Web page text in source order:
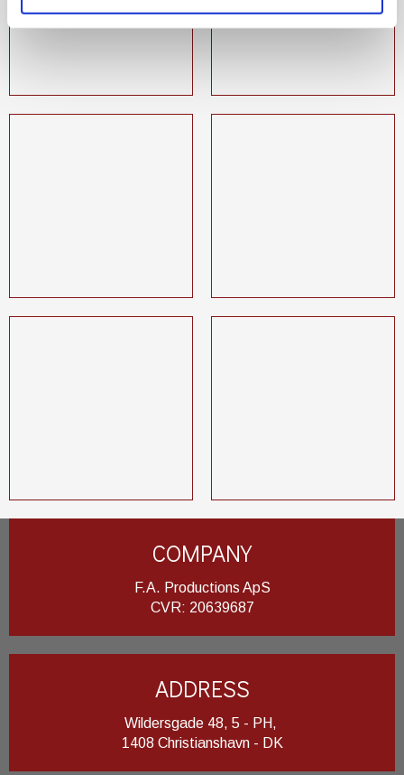
COMPANY
F.A. Productions ApS
​CVR: 20639687
ADDRESS
Wildersgade 48, 5 - PH,
1408 Christianshavn - DK